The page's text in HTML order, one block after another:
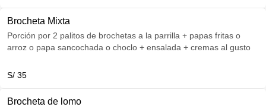
Brocheta Mixta
Porción por 2 palitos de brochetas a la parrilla + papas fritas o
arroz o papa sancochada o choclo + ensalada + cremas al gusto
S/ 35
Brocheta de lomo